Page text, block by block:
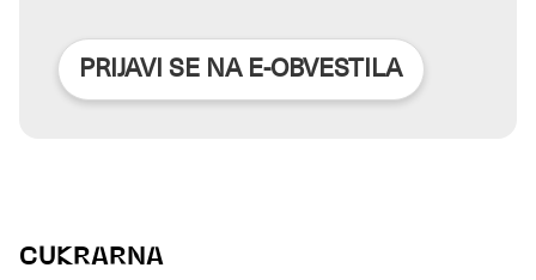
PRIJAVI SE NA E-OBVESTILA
CUKRARNA